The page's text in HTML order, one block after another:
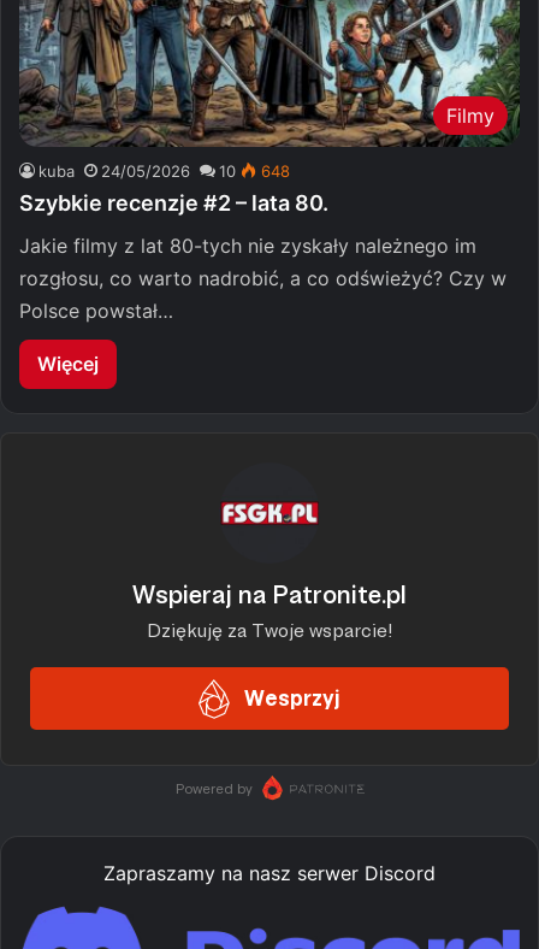
Filmy
kuba 24/05/2026 10 648
Szybkie recenzje #2 – lata 80.
Jakie filmy z lat 80-tych nie zyskały należnego im
rozgłosu, co warto nadrobić, a co odświeżyć? Czy w
Polsce powstał…
Więcej
Zapraszamy na nasz serwer Discord